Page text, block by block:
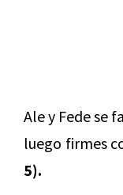
Ale y Fede se
luego firmes
5).